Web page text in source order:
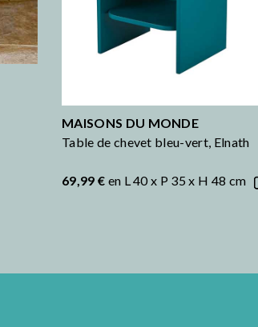
MAISONS DU MONDE
Table de chevet bleu-vert, Elnath
69,99 € en L 40 x P 35 x H 48 cm